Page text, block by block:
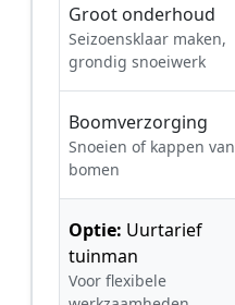
Groot onderhoud
Seizoensklaar maken,
grondig snoeiwerk
Boomverzorging
Snoeien of kappen van
bomen
Optie: Uurtarief
tuinman
Voor flexibele